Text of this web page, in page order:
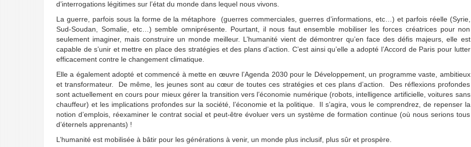
d’interrogations légitimes sur l’état du monde dans lequel nous vivons.
La guerre, parfois sous la forme de la métaphore (guerres commerciales, guerres d’informations, etc…) et parfois réelle (Syrie,
Sud-Soudan, Somalie, etc…) semble omniprésente. Pourtant, il nous faut ensemble mobiliser les forces créatrices pour non
seulement imaginer, mais construire un monde meilleur. L’humanité vient de démontrer qu’en face des défis majeurs, elle est
capable de s’unir et mettre en place des stratégies et des plans d’action. C’est ainsi qu’elle a adopté l’Accord de Paris pour lutter
efficacement contre le changement climatique.
Elle a également adopté et commencé à mette en œuvre l’Agenda 2030 pour le Développement, un programme vaste, ambitieux
et transformateur. De même, les jeunes sont au cœur de toutes ces stratégies et ces plans d’action. Des réflexions profondes
sont actuellement en cours pour mieux gérer la transition vers l’économie numérique (robots, intelligence artificielle, voitures sans
chauffeur) et les implications profondes sur la société, l’économie et la politique. Il s’agira, vous le comprendrez, de repenser la
notion d’emplois, réexaminer le contrat social et peut-être évoluer vers un système de formation continue (où nous serions tous
d’éternels apprenants) !
L’humanité est mobilisée à bâtir pour les générations à venir, un monde plus inclusif, plus sûr et prospère.